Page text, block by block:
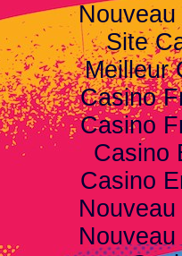
Site
Meilleur
Casino
Casino
Casino
Casino